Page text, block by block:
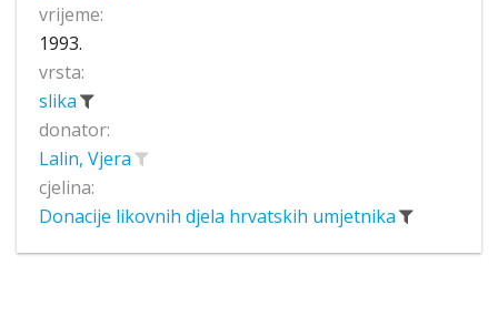
vrijeme:
1993.
vrsta:
slika
donator:
Lalin, Vjera
cjelina:
Donacije likovnih djela hrvatskih umjetnika